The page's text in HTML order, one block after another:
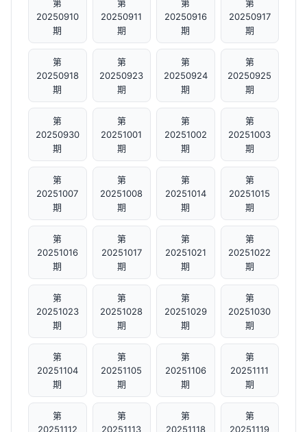
第
20250910
期
第
20250911
期
第
20250916
期
第
20250917
期
第
20250918
期
第
20250923
期
第
20250924
期
第
20250925
期
第
20250930
期
第
20251001
期
第
20251002
期
第
20251003
期
第
20251007
期
第
20251008
期
第
20251014
期
第
20251015
期
第
20251016
期
第
20251017
期
第
20251021
期
第
20251022
期
第
20251023
期
第
20251028
期
第
20251029
期
第
20251030
期
第
20251104
期
第
20251105
期
第
20251106
期
第
20251111
期
第
20251112
第
20251113
第
20251118
第
20251119